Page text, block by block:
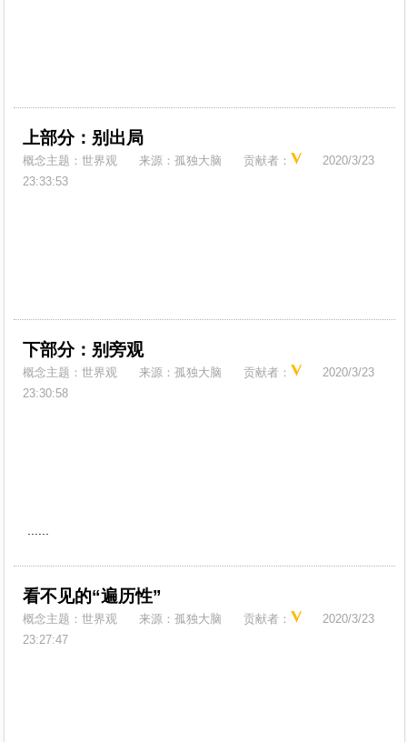
上部分：别出局
概念主题：世界观 来源：孤独大脑 贡献者：
2020/3/23
23:33:53
下部分：别旁观
概念主题：世界观 来源：孤独大脑 贡献者：
2020/3/23
23:30:58
看不见的“遍历性”
概念主题：世界观 来源：孤独大脑 贡献者：
2020/3/23
23:27:47